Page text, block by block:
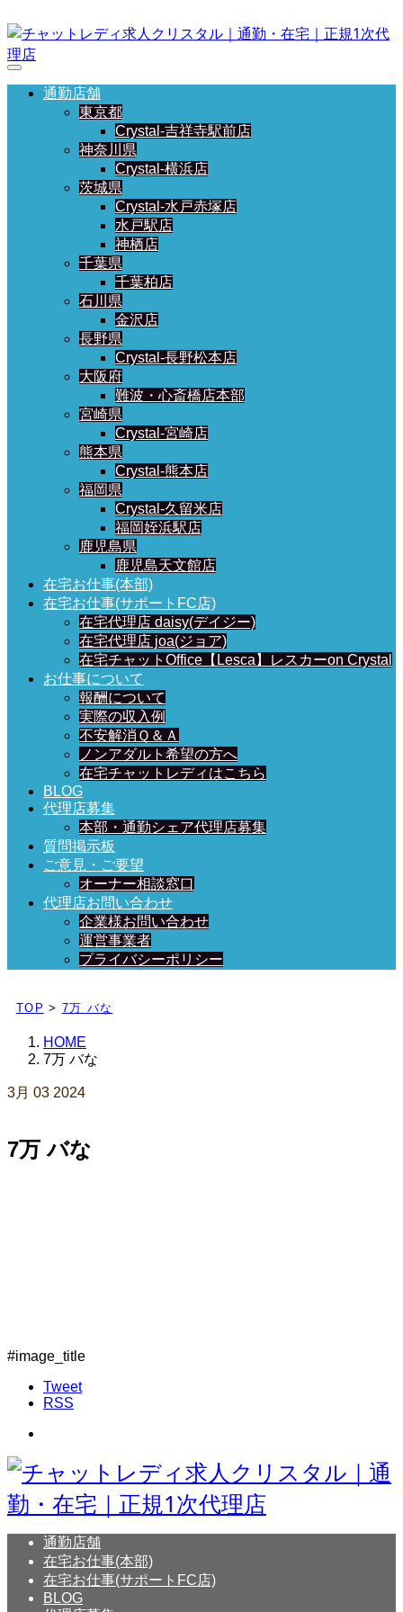
通勤店舗
東京都
Crystal-吉祥寺駅前店
神奈川県
Crystal-横浜店
茨城県
Crystal-水戸赤塚店
水戸駅店
神栖店
千葉県
千葉柏店
石川県
金沢店
長野県
Crystal-長野松本店
大阪府
難波・心斎橋店本部
宮崎県
Crystal-宮崎店
熊本県
Crystal-熊本店
福岡県
Crystal-久留米店
福岡姪浜駅店
鹿児島県
鹿児島天文館店
在宅お仕事(本部)
在宅お仕事(サポートFC店)
在宅代理店 daisy(デイジー)
在宅代理店 joa(ジョア)
在宅チャットOffice【Lesca】レスカーon Crystal
お仕事について
報酬について
実際の収入例
不安解消Ｑ＆Ａ
ノンアダルト希望の方へ
在宅チャットレディはこちら
BLOG
代理店募集
本部・通勤シェア代理店募集
質問掲示板
ご意見・ご要望
オーナー相談窓口
代理店お問い合わせ
企業様お問い合わせ
運営事業者
プライバシーポリシー
TOP > 7万 バな
HOME
7万 バな
3月 03 2024
7万 バな
#image_title
Tweet
RSS
通勤店舗
在宅お仕事(本部)
在宅お仕事(サポートFC店)
BLOG